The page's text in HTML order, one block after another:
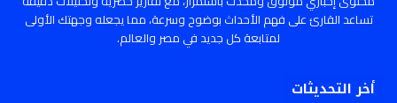
تساعد القارئ على فهم الأحداث بوضوح وسرعة، مما يجعله وجهتك الأولى
لمتابعة كل جديد في مصر والعالم.
أخر التحديثات